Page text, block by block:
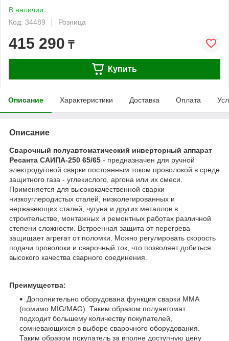
В наличии
Код: 34489
Розница
415 290 ₸
Купить
Описание Характеристики Доставка Оплата
Описание
Сварочный полуавтоматический инверторный аппарат
Ресанта САИПА-250 65/65 - предназначен для ручной
электродуговой сварки постоянным током проволокой в среде
защитного газа - углекислого, аргона или их смеси.
Применяется для высококачественной сварки
низкоуглеродистых сталей, низколегированных и
нержавеющих сталей, чугуна и других металлов в
строительстве, монтажных и ремонтных работах различной
степени сложности. Встроенная защита от перегрева
защищает агрегат от поломки. Можно регулировать скорость
подачи проволоки и сварочный ток, что позволяет добиться
высокого качества сварного соединения.
Преимущества:
Дополнительно оборудована функция сварки ММА
(помимо MIG/MAG). Таким образом полуавтомат
подходит большему количеству покупателей,
сомневающихся в выборе сварочного оборудования.
Таким образом покупатель за вполне доступную цену